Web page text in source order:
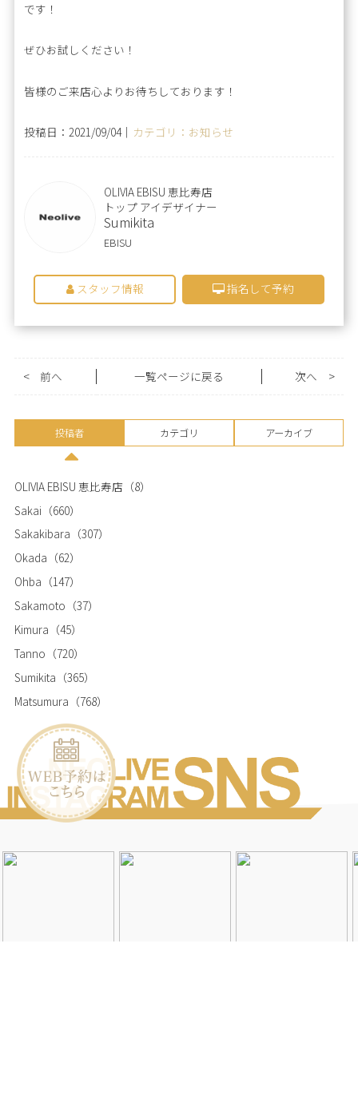
です！
ぜひお試しください！
皆様のご来店心よりお待ちしております！
投稿日：2021/09/04｜ カテゴリ：お知らせ
OLIVIA EBISU 恵比寿店
トップ アイデザイナー
Sumikita
EBISU
スタッフ情報 指名して予約
< 前へ 一覧ページに戻る >
次へ
投稿者 カテゴリ アーカイブ
OLIVIA EBISU 恵比寿店 （8）
Sakai （660）
Sakakibara （307）
Okada （62）
Ohba （147）
Sakamoto （37）
Kimura （45）
Tanno （720）
Sumikita （365）
Matsumura （768）